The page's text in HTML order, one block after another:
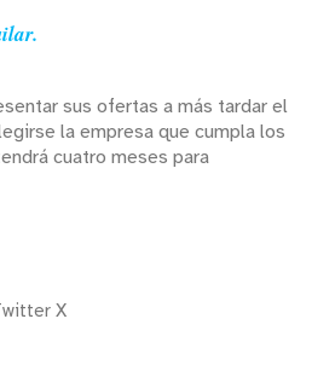
sus ofertas a más tardar el
la empresa que cumpla los
cuatro meses para
X